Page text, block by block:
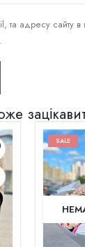
та адресу сайту
SALE